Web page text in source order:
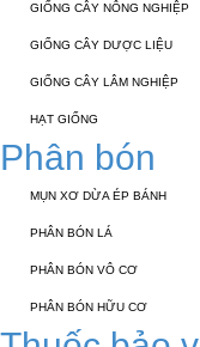
GIỐNG CÂY NÔNG NGHIỆP
GIỐNG CÂY DƯỢC LIỆU
GIỐNG CÂY LÂM NGHIỆP
HẠT GIỐNG
Phân bón
MỤN XƠ DỪA ÉP BÁNH
PHÂN BÓN LÁ
PHÂN BÓN VÔ CƠ
PHÂN BÓN HỮU CƠ